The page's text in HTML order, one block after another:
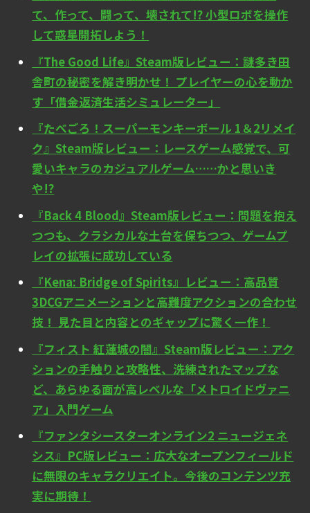
て、作って、闘って、壊されて!? 小型ロボを操作
して惑星開拓しよう！
『The Good Life』Steam版レビュー：謎多き田
舎町の秘密を解き明かせ！ プレイヤーの心を動か
す「借金返済生活シミュレーター」
『たべごろ！スーパーモンキーボール 1＆2リメイ
ク』Steam版レビュー：レースゲーム感覚で、可
愛いキャラのカジュアルゲーム……かと思いき
や!?
『Back 4 Blood』Steam版レビュー：問題を抱え
つつも、クラシカルな土台を保ちつつ、ゲームプ
レイの拡張に成功している
『Kena: Bridge of Spirits』レビュー：高品質
3DCGアニメーションと高難度アクションの合わせ
技！ 見た目と内容とのギャップに驚く一作！
『フィスト 紅蓮城の闇』Steam版レビュー：アク
ションの手触りと攻略性、洗練されたマップな
ど、あらゆる面が高レベルな「メトロイドヴァニ
ア」入門ゲーム
『ファンタシースターオンライン2 ニュージェネ
シス』PC版レビュー：広大なオープンフィールド
に無限のキャラクリエイト。今後のコンテンツ充
実に期待！